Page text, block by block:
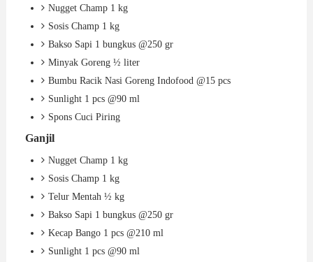
Nugget Champ 1 kg
Sosis Champ 1 kg
Bakso Sapi 1 bungkus @250 gr
Minyak Goreng ½ liter
Bumbu Racik Nasi Goreng Indofood @15 pcs
Sunlight 1 pcs @90 ml
Spons Cuci Piring
   Ganjil
Nugget Champ 1 kg
Sosis Champ 1 kg
Telur Mentah ½ kg
Bakso Sapi 1 bungkus @250 gr
Kecap Bango 1 pcs @210 ml
Sunlight 1 pcs @90 ml